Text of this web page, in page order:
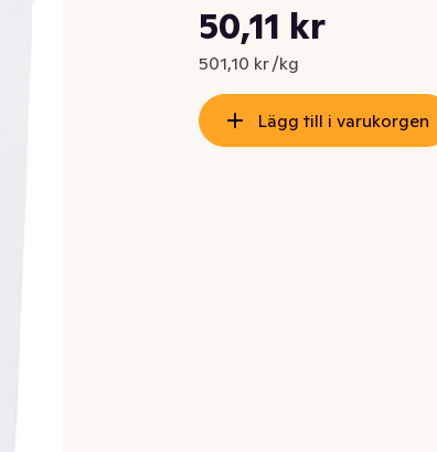
Nuvarande pris är: 50,11 kr
50,11 kr
501,10 kr /kg
Styckpris: 501,10 kr /kg
Lägg till i varukorgen